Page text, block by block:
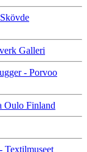
Galleri
- Porvoo
Oulo Finland
Textilmuseet